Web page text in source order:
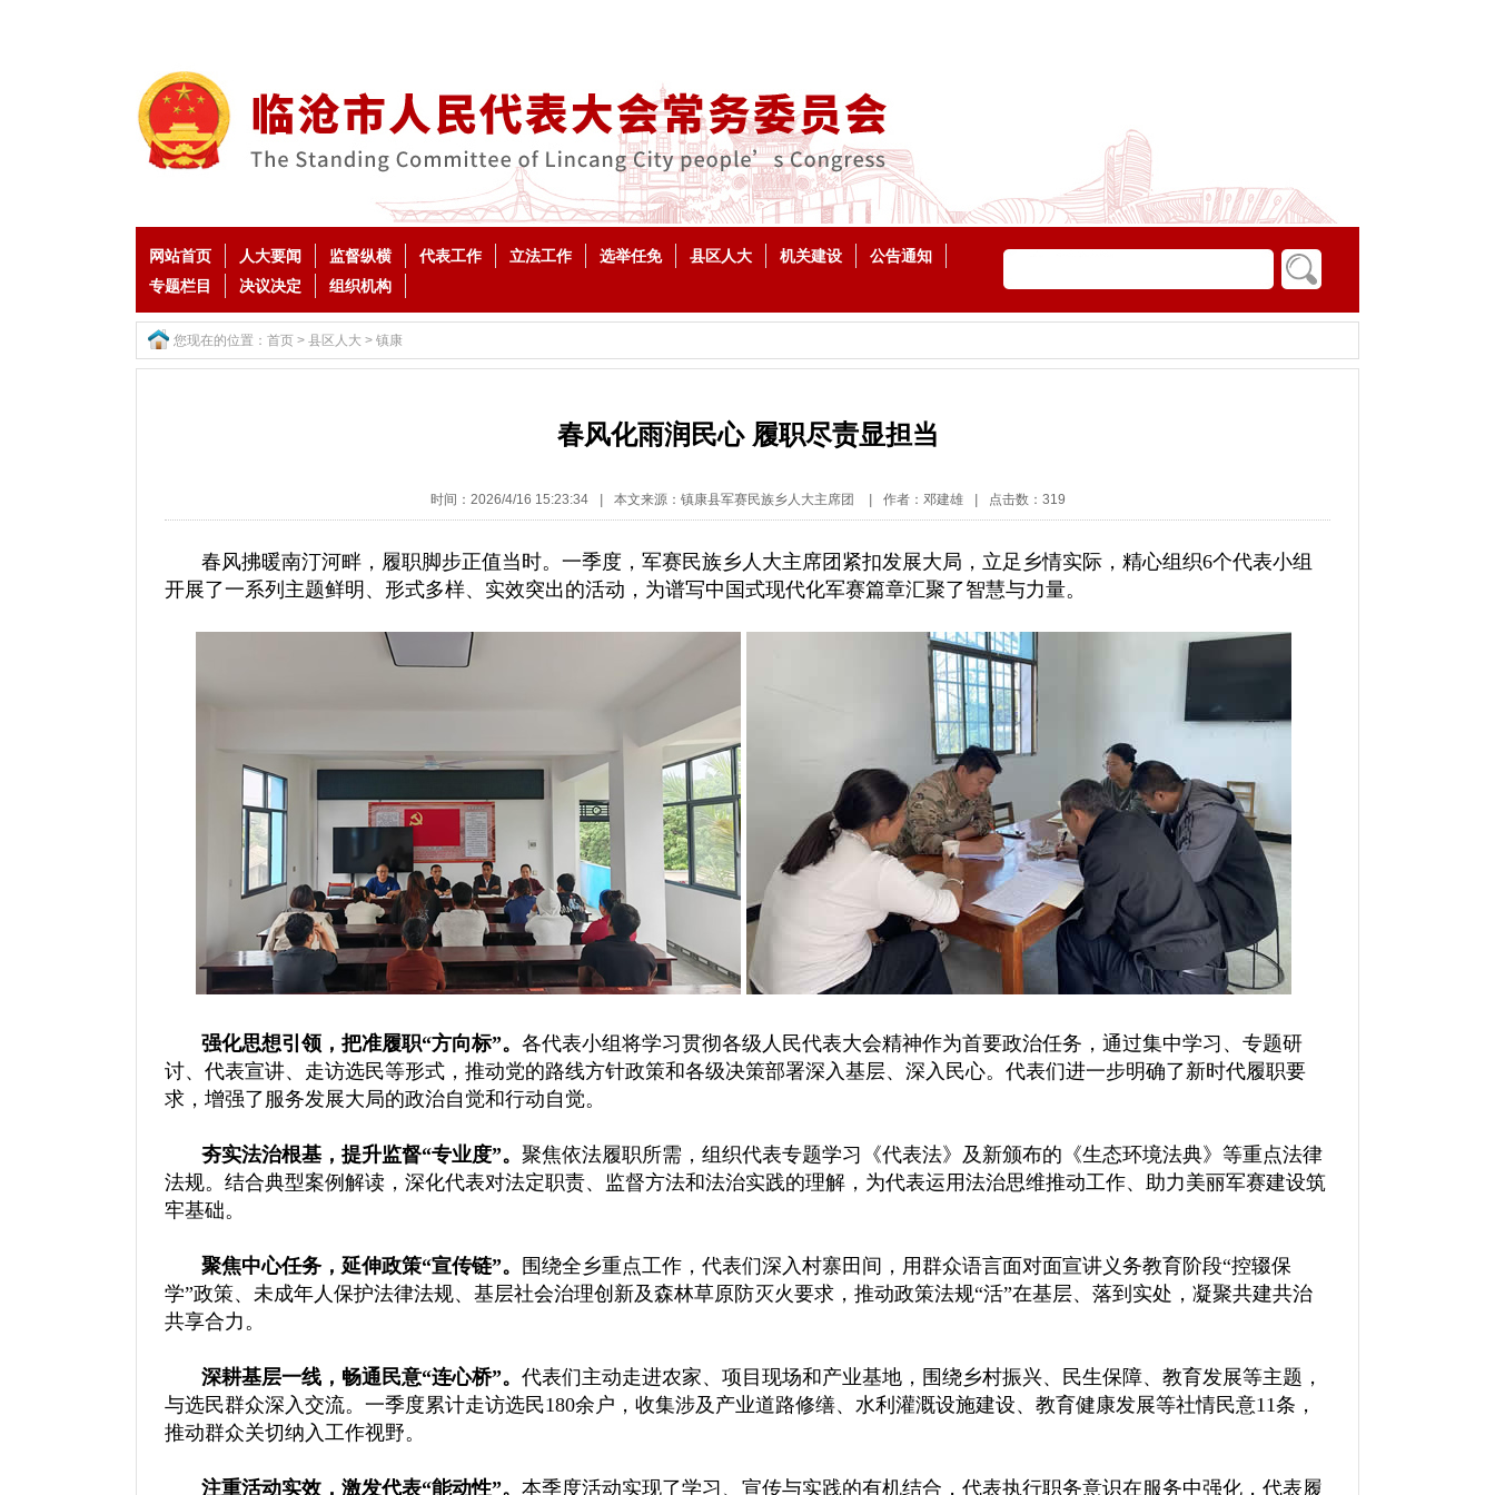
网站首页 人大要闻 监督纵横 代表工作 立法工作 选举任免 县区人大 机关建设
公告通知
专题栏目
决议决定 组织机构
您现在的位置： 首页 > 县区人大 > 镇康
春风化雨润民心 履职尽责显担当
时间：2026/4/16 15:23:34 本文来源：镇康县军赛民族乡人大主席团 作者：邓建雄 点击数： 319
春风拂暖南汀河畔，履职脚步正值当时。一季度，军赛民族乡人大主席团紧扣发展大局，立足乡情实际，精心组织6个代表小组
开展了一系列主题鲜明、形式多样、实效突出的活动，为谱写中国式现代化军赛篇章汇聚了智慧与力量。
强化思想引领，把准履职“方向标”。 各代表小组将学习贯彻各级人民代表大会精神作为首要政治任务，通过集中学习、专题研
讨、代表宣讲、走访选民等形式，推动党的路线方针政策和各级决策部署深入基层、深入民心。代表们进一步明确了新时代履职要
求，增强了服务发展大局的政治自觉和行动自觉。
夯实法治根基，提升监督“专业度”。 聚焦依法履职所需，组织代表专题学习《代表法》及新颁布的《生态环境法典》等重点法律
法规。结合典型案例解读，深化代表对法定职责、监督方法和法治实践的理解，为代表运用法治思维推动工作、助力美丽军赛建设筑
牢基础。
聚焦中心任务，延伸政策“宣传链”。
围绕全乡重点工作，代表们深入村寨田间，用群众语言面对面宣讲义务教育阶段“控辍保
学”政策、未成年人保护法律法规、基层社会治理创新及森林草原防灭火要求，推动政策法规“活”在基层、落到实处，凝聚共建共治
共享合力。
深耕基层一线，畅通民意“连心桥”。 代表们主动走进农家、项目现场和产业基地，围绕乡村振兴、民生保障、教育发展等主题，
与选民群众深入交流。一季度累计走访选民180余户，收集涉及产业道路修缮、水利灌溉设施建设、教育健康发展等社情民意11条，
推动群众关切纳入工作视野。
注重活动实效，激发代表“能动性”。 本季度活动实现了学习、宣传与实践的有机结合，代表执行职务意识在服务中强化，代表履